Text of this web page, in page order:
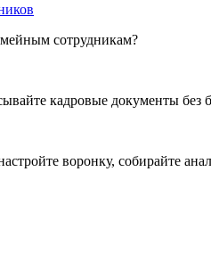
сотрудникам?
кадровые документы без
воронку, собирайте